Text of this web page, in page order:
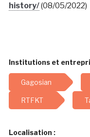
history/(08/05/2022)
Institutions et
Gagosian
RTFKT
Localisation :